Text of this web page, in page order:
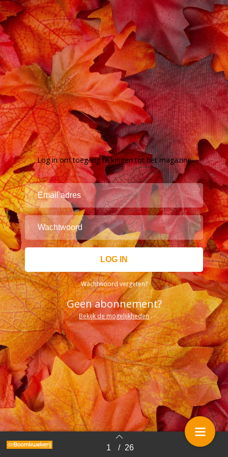
Log in om toegang te krijgen tot het magazine
Wachtwoord vergeten?
Geen abonnement?
Bekijk de mogelijkheden
Terug naar overzicht 1 / 26